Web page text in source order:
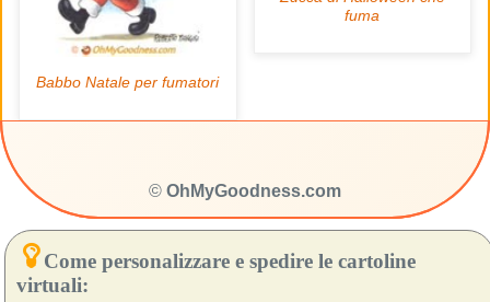
© OhMyGoodness.com
Come personalizzare e spedire le cartoline
virtuali: